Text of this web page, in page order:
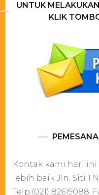
UNTUK
KLIK
Kontak kami hari
lebih baik Jln. Siti 1
Telp.(021) 82619088.